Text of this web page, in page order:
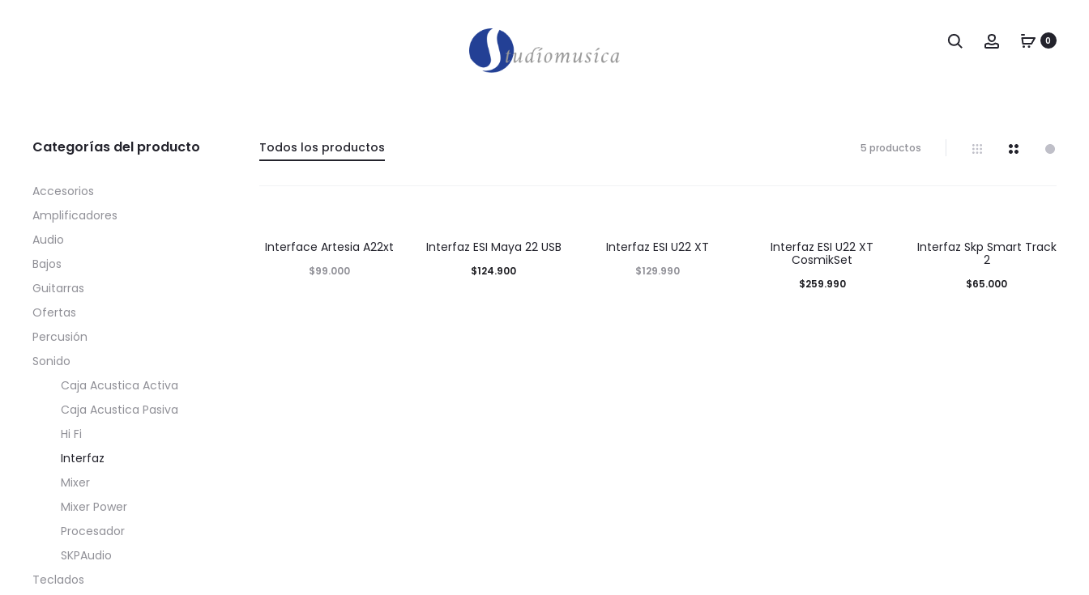
0
Todos los productos 5 productos
Interface Artesia A22xt
$99.000
Interfaz ESI Maya 22 USB
$124.900
Interfaz ESI U22 XT
$129.990
Interfaz ESI U22 XT
CosmikSet
$259.990
Interfaz Skp Smart Track
2
$65.000
Categorías del producto
Accesorios
Amplificadores
Audio
Bajos
Guitarras
Ofertas
Percusión
Sonido
Caja Acustica Activa
Caja Acustica Pasiva
Hi Fi
Interfaz
Mixer
Mixer Power
Procesador
SKPAudio
Teclados